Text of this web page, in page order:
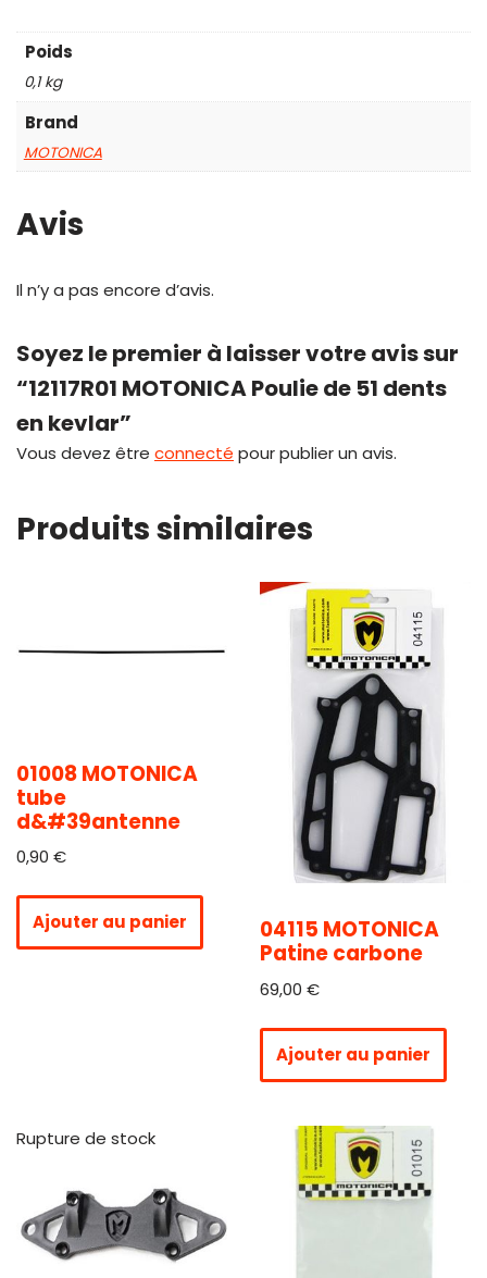
Poids
0,1 kg
Brand
MOTONICA
Avis
Il n’y a pas encore d’avis.
Soyez le premier à laisser votre avis sur
“12117R01 MOTONICA Poulie de 51 dents
en kevlar”
Vous devez être connecté pour publier un avis.
Produits similaires
01008 MOTONICA
tube
d&#39antenne
0,90 €
Ajouter au panier
04115 MOTONICA
Patine carbone
69,00 €
Ajouter au panier
Rupture de stock